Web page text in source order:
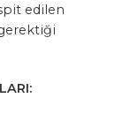
edilen